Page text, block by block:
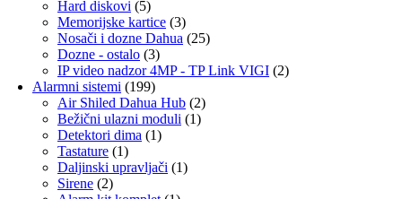
Hard diskovi (5)
Memorijske kartice (3)
Nosači i dozne Dahua (25)
Dozne - ostalo (3)
IP video nadzor 4MP - TP Link VIGI (2)
Alarmni sistemi (199)
Air Shiled Dahua Hub (2)
Bežični ulazni moduli (1)
Detektori dima (1)
Tastature (1)
Daljinski upravljači (1)
Sirene (2)